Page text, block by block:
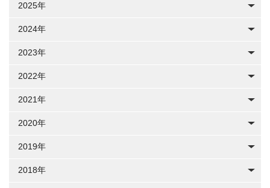
2025年
2024年
2023年
2022年
2021年
2020年
2019年
2018年